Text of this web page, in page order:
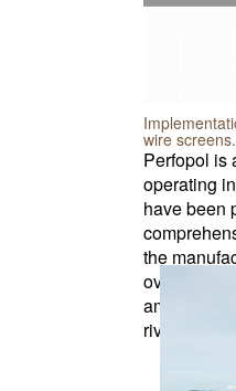
wire screens.
Perfopol is
operating
have been
the
over a
among
rivets,